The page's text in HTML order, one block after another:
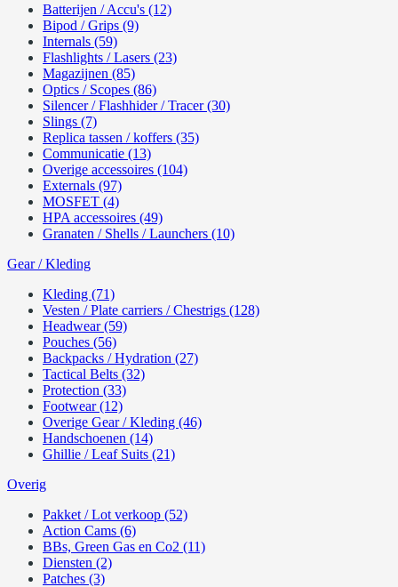
Batterijen / Accu's (12)
Bipod / Grips (9)
Internals (59)
Flashlights / Lasers (23)
Magazijnen (85)
Optics / Scopes (86)
Silencer / Flashhider / Tracer (30)
Slings (7)
Replica tassen / koffers (35)
Communicatie (13)
Overige accessoires (104)
Externals (97)
MOSFET (4)
HPA accessoires (49)
Granaten / Shells / Launchers (10)
Gear / Kleding
Kleding (71)
Vesten / Plate carriers / Chestrigs (128)
Headwear (59)
Pouches (56)
Backpacks / Hydration (27)
Tactical Belts (32)
Protection (33)
Footwear (12)
Overige Gear / Kleding (46)
Handschoenen (14)
Ghillie / Leaf Suits (21)
Overig
Pakket / Lot verkoop (52)
Action Cams (6)
BBs, Green Gas en Co2 (11)
Diensten (2)
Patches (3)